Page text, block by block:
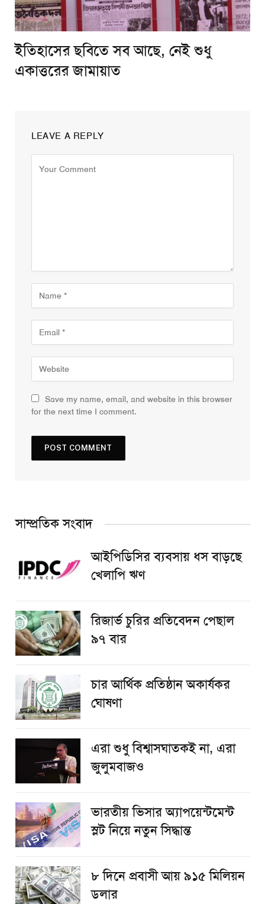
ইতিহাসের ছবিতে সব আছে, নেই শুধু
একাত্তরের জামায়াত
LEAVE A REPLY
Save my name, email, and website in this browser
for the next time I comment.
সাম্প্রতিক সংবাদ
আইপিডিসির ব্যবসায় ধস বাড়ছে
খেলাপি ঋণ
রিজার্ভ চুরির প্রতিবেদন পেছাল
৯৭ বার
চার আর্থিক প্রতিষ্ঠান অকার্যকর
ঘোষণা
এরা শুধু বিশ্বাসঘাতকই না, এরা
জুলুমবাজও
ভারতীয় ভিসার অ্যাপয়েন্টমেন্ট
স্লট নিয়ে নতুন সিদ্ধান্ত
৮ দিনে প্রবাসী আয় ৯১৫ মিলিয়ন
ডলার